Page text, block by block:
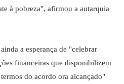
à pobreza", afirmou a autarquia
a esperança de "celebrar
financeiras que disponibilizem
do acordo ora alcançado"